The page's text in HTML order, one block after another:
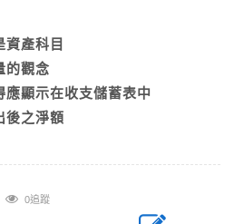
資產科目
的觀念
應顯示在收支儲蓄表中
後之淨額
0追蹤